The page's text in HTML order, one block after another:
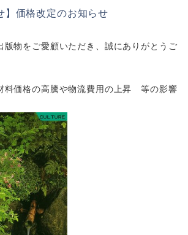
】価格改定のお知らせ
版物をご愛顧いただき、誠にありがとうご
料価格の高騰や物流費用の上昇 等の影響